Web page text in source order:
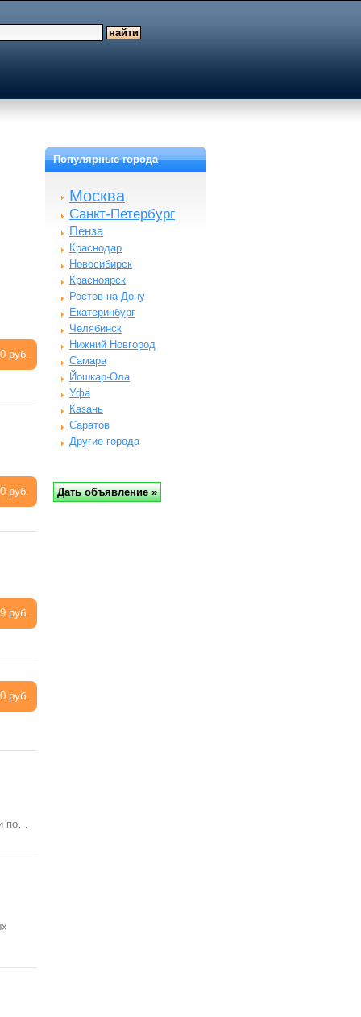
руб.
руб.
руб.
руб.
по…
Популярные города
Москва
Санкт-Петербург
Пенза
Краснодар
Новосибирск
Красноярск
Ростов-на-Дону
Екатеринбург
Челябинск
Нижний Новгород
Самара
Йошкар-Ола
Уфа
Казань
Саратов
Другие города